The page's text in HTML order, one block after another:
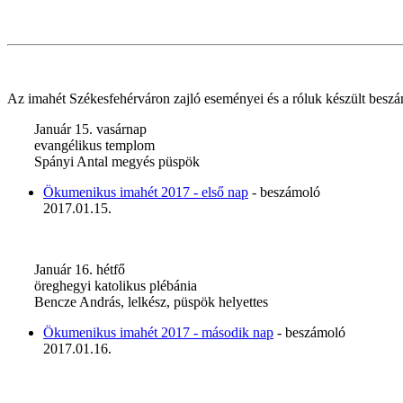
Az imahét Székesfehérváron zajló eseményei és a róluk készült
Január 15. vasárnap
evangélikus templom
Spányi Antal megyés püspök
Ökumenikus imahét 2017 - első nap - beszámoló
2017.01.15.
Január 16. hétfő
öreghegyi katolikus plébánia
Bencze András, lelkész, püspök helyettes
Ökumenikus imahét 2017 - második nap - beszámoló
2017.01.16.